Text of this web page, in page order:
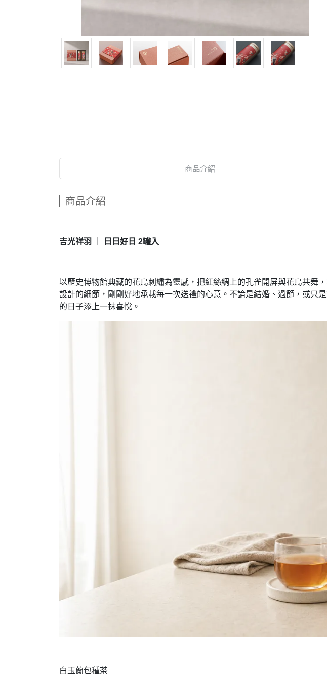
商品介紹
商品介紹
吉光祥羽 ｜ 日日好日 2罐入
以歷史博物館典藏的花鳥刺繡為靈感，把紅絲綢上的孔雀開屏與花鳥共舞
設計的細節，剛剛好地承載每一次送禮的心意。不論是結婚、過節，或只
的日子添上一抹喜悅。
白玉蘭包種茶